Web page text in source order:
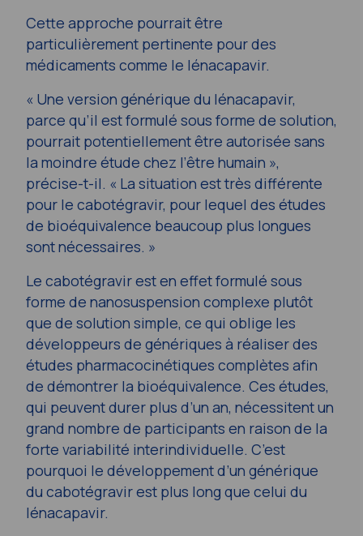
Cette approche pourrait être
particulièrement pertinente pour des
médicaments comme le lénacapavir.
« Une version générique du lénacapavir,
parce qu’il est formulé sous forme de solution,
pourrait potentiellement être autorisée sans
la moindre étude chez l’être humain »,
précise-t-il. « La situation est très différente
pour le cabotégravir, pour lequel des études
de bioéquivalence beaucoup plus longues
sont nécessaires. »
Le cabotégravir est en effet formulé sous
forme de nanosuspension complexe plutôt
que de solution simple, ce qui oblige les
développeurs de génériques à réaliser des
études pharmacocinétiques complètes afin
de démontrer la bioéquivalence. Ces études,
qui peuvent durer plus d’un an, nécessitent un
grand nombre de participants en raison de la
forte variabilité interindividuelle. C’est
pourquoi le développement d’un générique
du cabotégravir est plus long que celui du
lénacapavir.